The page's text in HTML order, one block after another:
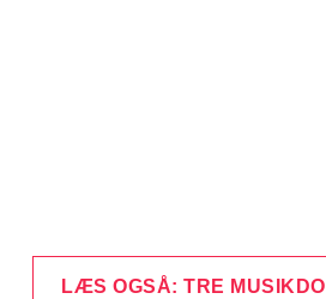
LÆS OGSÅ: TRE